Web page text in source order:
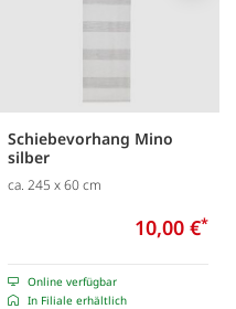
Schiebevorhang Mino
silber
ca. 245 x 60 cm
10,00 €*
Online verfügbar
In Filiale erhältlich